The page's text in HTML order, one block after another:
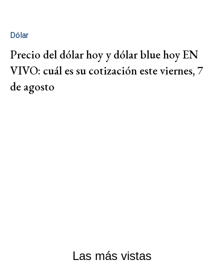
Dólar
Precio del dólar hoy y dólar blue hoy EN
VIVO: cuál es su cotización este viernes, 7
de agosto
Las más vistas